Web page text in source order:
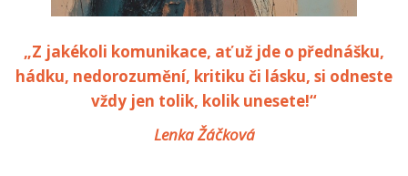
„Z jakékoli komunikace, ať už jde o přednášku,
hádku, nedorozumění, kritiku či lásku, si odneste
vždy jen tolik, kolik unesete!“
Lenka Žáčková